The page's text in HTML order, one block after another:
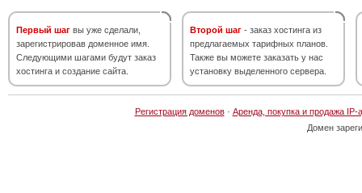
Первый шаг вы уже сделали,
зарегистрировав доменное имя.
Следующими шагами будут заказ
хостинга и создание сайта.
Второй шаг - заказ хостинга из
предлагаемых тарифных планов.
Также вы можете заказать у нас
установку выделенного сервера.
Регистрация доменов· Аренда, покупка и продажа IP-
Домен